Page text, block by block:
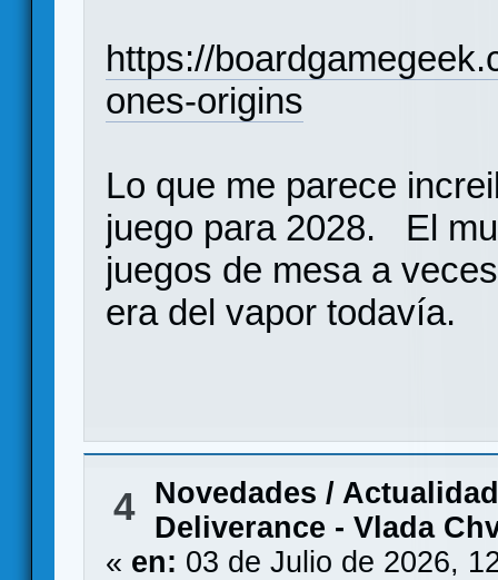
https://
ones-origins
Lo que me parece
juego para 2028. El
juegos de mesa a
era del vapor todavía.
4
Novedades / Actualidad
Deliverance - Vlada
« en: 03 de Julio de 2026,